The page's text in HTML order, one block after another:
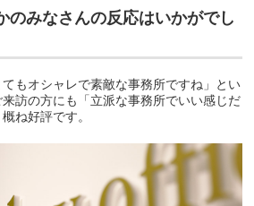
のみなさんの反応はいかがでし
もオシャレで素敵な事務所ですね」とい
訪の方にも「立派な事務所でいい感じだ
ね好評です。